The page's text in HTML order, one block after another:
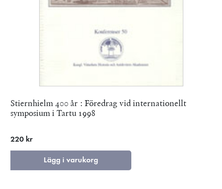
Stiernhielm 400 år : Föredrag vid internationellt
symposium i Tartu 1998
220 kr
Lägg i varukorg